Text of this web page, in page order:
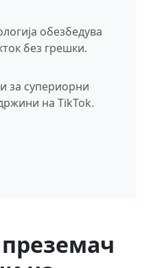
обезбедува
без грешки.
за супериорни
на TikTok.